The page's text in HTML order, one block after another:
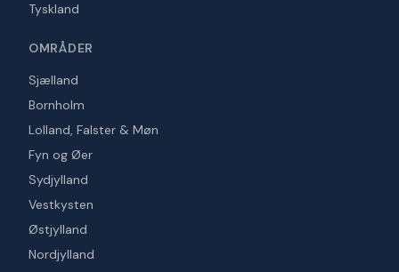
Tyskland
OMRÅDER
Sjælland
Bornholm
Lolland, Falster & Møn
Fyn og Øer
Sydjylland
Vestkysten
Østjylland
Nordjylland